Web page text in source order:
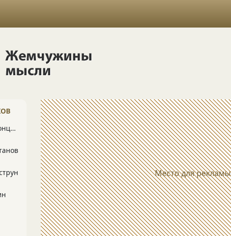
Место для рекламы
Наташа Воронцова